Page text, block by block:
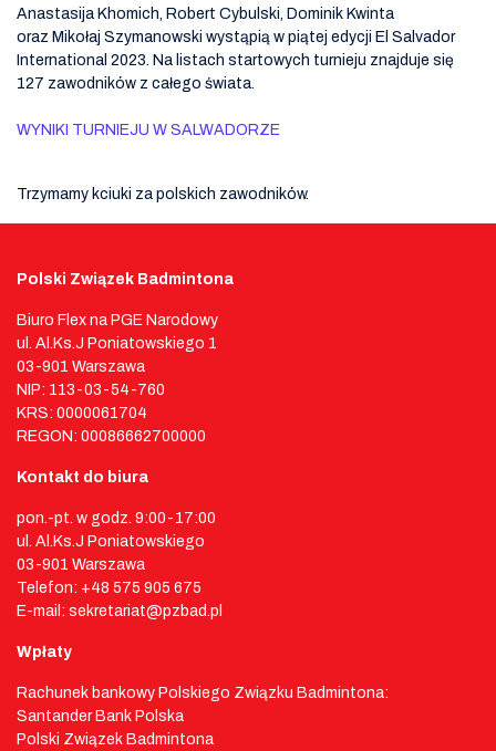
Anastasija Khomich, Robert Cybulski, Dominik Kwinta
oraz Mikołaj Szymanowski wystąpią w piątej edycji El Salvador
International 2023. Na listach startowych turnieju znajduje się
127 zawodników z całego świata.
WYNIKI TURNIEJU W SALWADORZE
Trzymamy kciuki za polskich zawodników.
Polski Związek Badmintona
Biuro Flex na PGE Narodowy
ul. Al.Ks.J Poniatowskiego 1
03-901 Warszawa
NIP: 113-03-54-760
KRS: 0000061704
REGON: 00086662700000
Kontakt do biura
pon.-pt. w godz. 9:00-17:00
ul. Al.Ks.J Poniatowskiego
03-901 Warszawa
Telefon: +48 575 905 675
E-mail: sekretariat@pzbad.pl
Wpłaty
Rachunek bankowy Polskiego Związku Badmintona:
Santander Bank Polska
Polski Związek Badmintona